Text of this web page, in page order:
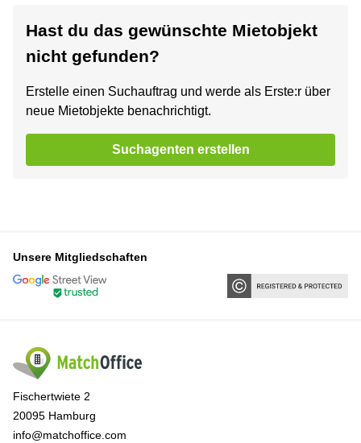
Hast du das gewünschte Mietobjekt
nicht gefunden?
Erstelle einen Suchauftrag und werde als Erste:r über
neue Mietobjekte benachrichtigt.
Suchagenten erstellen
Unsere Mitgliedschaften
Fischertwiete 2
20095 Hamburg
info@matchoffice.com